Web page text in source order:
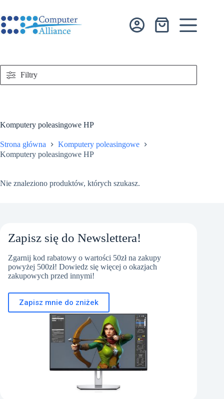
treści
Koszyk
Komputery poleasingowe HP
Strona główna
Komputery poleasingowe
Komputery poleasingowe HP
Nie znaleziono produktów, których szukasz.
Filtry
Zapisz się do Newslettera!
Zgarnij kod rabatowy o wartości 50zł na zakupy
powyżej 500zł! Dowiedz się więcej o okazjach
zakupowych przed innymi!
Zapisz mnie do zniżek